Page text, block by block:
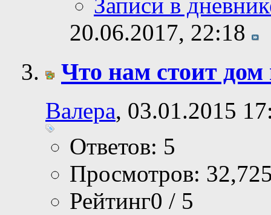
20.06.2017, 22:18
Что нам стоит дом
Валера, 03.01.2015
Ответов: 5
Просмотров:
Рейтинг0 / 5